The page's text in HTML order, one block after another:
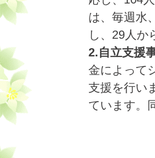
は、毎週水
し、29人か
2.自立支
金によって
支援を行い
ています